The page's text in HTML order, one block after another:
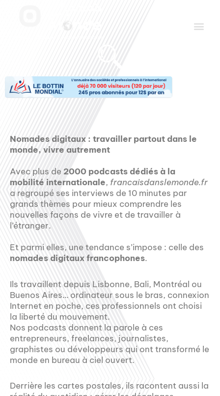
Nomades digitaux : travailler partout dans le
monde, vivre autrement
Avec plus de 2000 podcasts dédiés à la
mobilité internationale, francaisdanslemonde.fr
a regroupé ses interviews de 10 minutes par
grands thèmes pour mieux comprendre les
nouvelles façons de vivre et de travailler à
l’étranger.
Et parmi elles, une tendance s’impose : celle des
nomades digitaux francophones.
Ils travaillent depuis Lisbonne, Bali, Montréal ou
Buenos Aires… ordinateur sous le bras, connexion
Internet en poche, ces professionnels ont choisi
la liberté du mouvement.
Nos podcasts donnent la parole à ces
entrepreneurs, freelances, journalistes,
graphistes ou développeurs qui ont transformé le
monde en bureau à ciel ouvert.
Derrière les cartes postales, ils racontent aussi la